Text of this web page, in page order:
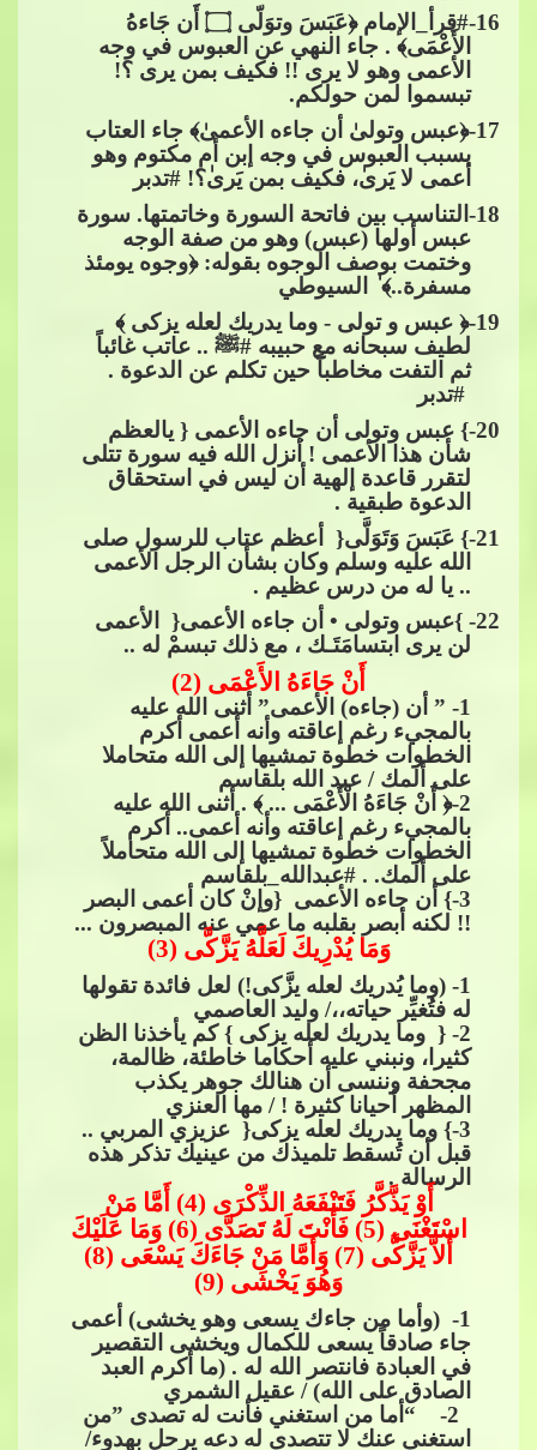
16
-#قرأ_الإمام ​​ ﴿عَبَسَ وتوَلّى​​۝ ​​ أَن جَاءهُ
الأَعْمَى﴾ . جاء النهي عن العبوس في وجه
الأعمى وهو ﻻ يرى !! فكيف بمن يرى ؟!
تبسموا لمن حولكم.
17-﴿ﻋﺒﺲ​​ ﻭﺗﻮﻟﻰٰ​​ ﺃﻥ ​​ ﺟﺎﺀﻩ ﻷﻋﻤﻰٰ﴾ ﺟﺎﺀ ​​ العتاب
بسبب​​ ﻟﻌﺒﻮﺱ ​​ ﻓﻲ​​ ﻭﺟﻪ إبن أم مكتوم​​ ﻭﻫﻮ
أعمى ﻻ ﻳَﺮ ﻯٰ، ﻓﻜﻴﻒ ﺑﻤﻦ ﻳَﺮ ﻯٰ؟!​​ #تدبر
18-التناسب بين فاتحة السورة وخاتمتها. سورة
عبس أولها (عبس) وهو من صفة الوجه
وختمت بوصف الوجوه بقوله: ﴿وجوه يومئذ
مسفرة..﴾ ٰ السيوطي​​
19-﴿ عبس و تولى - وما يدريك لعله يزكى ﴾
لطيف سبحانه مع ​​ حبيبه​​ #ﷺ ​​ .. عاتب غائباً
ثم التفت مخاطباً حين تكلم عن الدعوة .​​
#تدبر
20-} عبس وتولى أن جاءه اﻷعمى { يالعظم
شأن هذا الأعمى ! أنزل الله فيه سورة تتلى
لتقرر قاعدة إلهية أن ليس في استحقاق
الدعوة طبقية .
21-} عَبَسَ وَتَوَلَّى{ ​​ أعظم عتاب للرسول صلى
الله عليه وسلم وكان بشأن الرجل الأعمى
.. يا له من درس عظيم .​​
22- }عبس وتولى • أن جاءه الأعمى{ ​​ الأعمى
لن يرى ابتسامَتَـك ، مع ذلك تبسمْ له ..
أَنْ جَاءَهُ الأَعْمَى (2)
1- ” أن (جاءه) الأعمى” أثنى الله عليه
بالمجيء رغم إعاقته وأنه أعمى أكرم
الخطوات خطوة تمشيها إلى الله متحاملا
على ألمك / عبد الله بلقاسم
2-﴿ أَنْ جَاءَهُ الْأَعْمَى ... ﴾ . أثنى الله عليه
بالمجيء رغم إعاقته وأنه أعمى.. أكرم
الخطوا ت خطوة تمشيها إلى الله متحاملاً
على ألمك. .​​ #عبدالله_بلقاسم
3-} أن جاءه الأعمى ​​ {وإنْ كان أعمى البصر
!! لكنه أبصر بقلبه ما عمي عنه المبصرون ...
وَمَا يُدْرِيكَ لَعَلَّهُ يَزَّكَّى (3)
1- (وما يُدريك لعله يزَّكى!) لعل فائدة تقولها
له فتُغيِّر حياته،،/ وليد العاصمي
2- { وما يدريك لعله يزكى } كم يأخذنا الظن
كثيرا، ونبني عليه أحكاما خاطئة، ظالمة،
مجحفة وننسى أن هنالك جوهر يكذب
المظهر أحيانا كثيرة ! / مها العنزي
3-} وما​​ يدريك لعله يزكى{ ​​ عزيزي المربي ..
قبل أن تُسقط تلميذك من عينيك تذكر هذه
الرسالة .
أَوْ يَذَّكَّرُ فَتَنْفَعَهُ الذِّكْرَى (4) أَمَّا مَنْ
اسْتَغْنَى (5) فَأَنْتَ لَهُ تَصَدَّى (6) وَمَا عَلَيْكَ
أَلاَّ يَزَّكَّى (7) وَأَمَّا مَنْ جَاءَكَ يَسْعَى (8)
وَهُوَ​​ يَخْشَى (9)
1- (وأما من جاءك يسعى وهو يخشى) أعمى
جاء صادقاً يسعى للكمال ويخشى التقصير
في العبادة فانتصر الله له . (ما أكرم العبد
الصادق على الله) / عقيل الشمري
​​​​ 2- “أما من استغني فأنت له تصدى ”من
استغنى عنك لا تتصدى له دعه يرحل بهدوء/